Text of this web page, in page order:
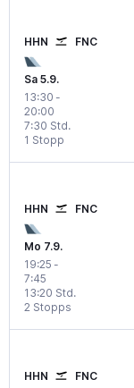
HHN FNC
Sa 5.9.
13:30 -
20:00
1 Stopp
7:30 Std.
HHN FNC
Mo 7.9.
19:25 -
7:45
2 Stopps
13:20 Std.
HHN FNC